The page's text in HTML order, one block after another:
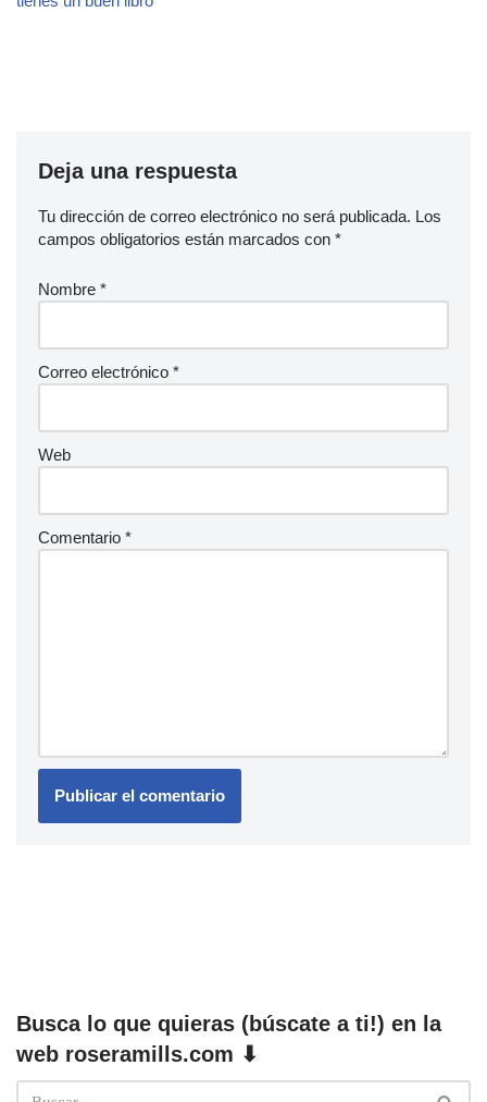
Deja una respuesta
Tu dirección de correo electrónico no será publicada. Los
campos obligatorios están marcados con *
Nombre *
Correo electrónico *
Web
Comentario *
Busca lo que quieras (búscate a ti!) en la
web roseramills.com ⬇